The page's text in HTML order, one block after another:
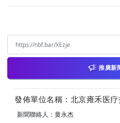
推廣新
發佈單位名稱：北京雍禾医
新聞聯絡人：黄永杰